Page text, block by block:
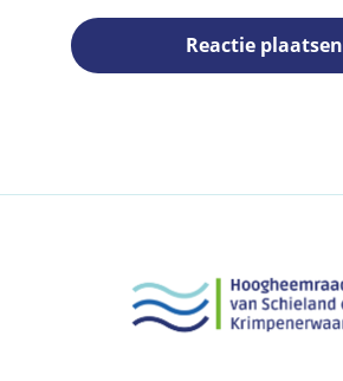
Reactie plaatsen